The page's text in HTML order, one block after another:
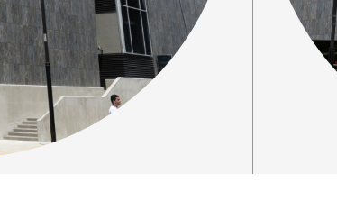
Centro de
Documentación
Noticias
Plataforma de
Diagnósticos